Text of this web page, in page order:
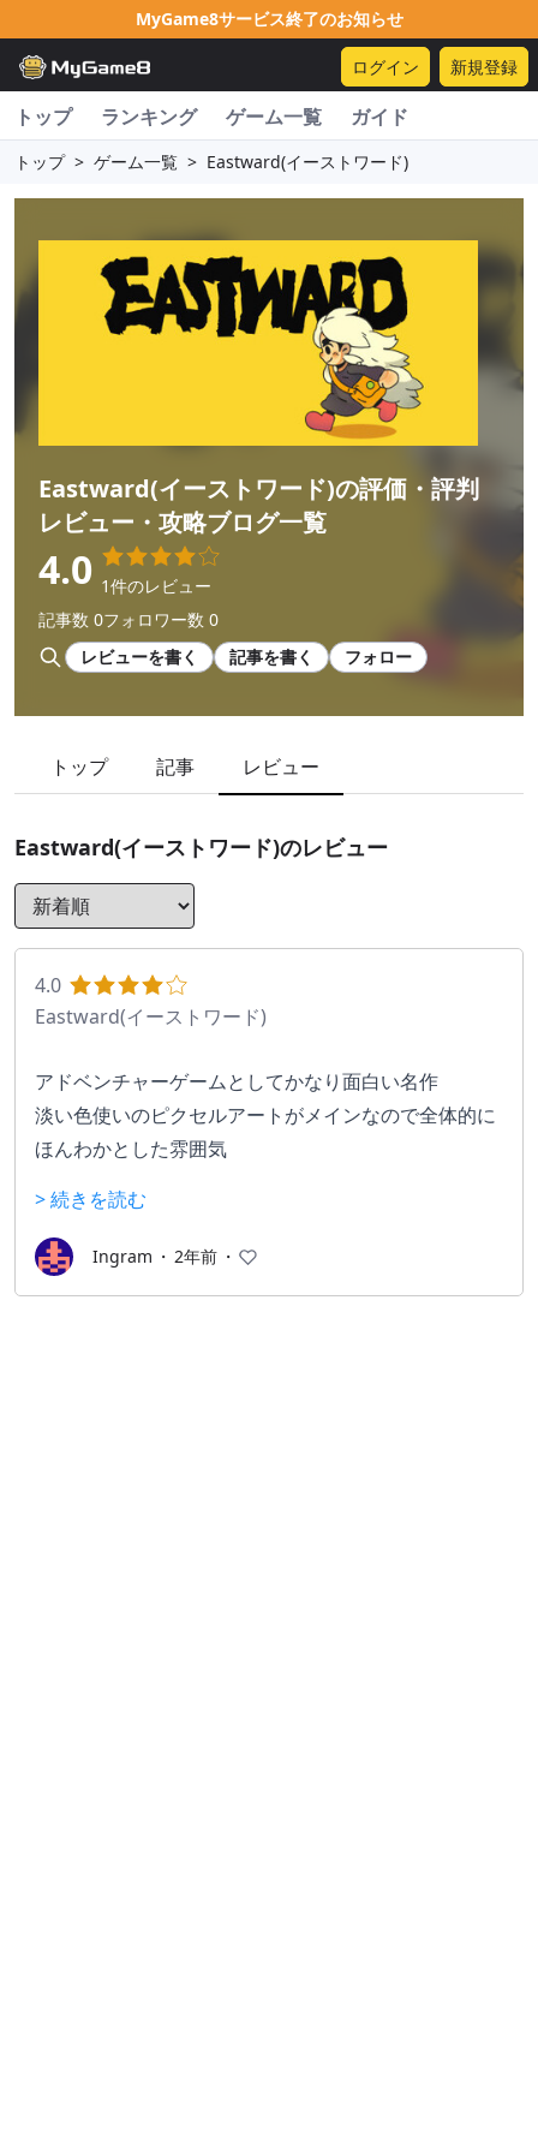
MyGame8サービス終了のお知らせ
ログイン 新規登録
トップ ランキング ゲーム一覧 ガイド
トップ > ゲーム一覧 > Eastward(イーストワード)
Eastward(イーストワード)の評価・評判
レビュー・攻略ブログ一覧
4.0 1件のレビュー
記事数 0フォロワー数 0
レビューを書く
記事を書く フォロー
トップ 記事 レビュー
Eastward(イーストワード)のレビュー
4.0
Eastward(イーストワード)
アドベンチャーゲームとしてかなり面白い名作
淡い色使いのピクセルアートがメインなので全体的に
ほんわかとした雰囲気
エリーを思い出しました
なおDLCで牧物もプレイできます。普通に面白かっ
た。
> 続きを読む
Ingram ・ 2年前 ・